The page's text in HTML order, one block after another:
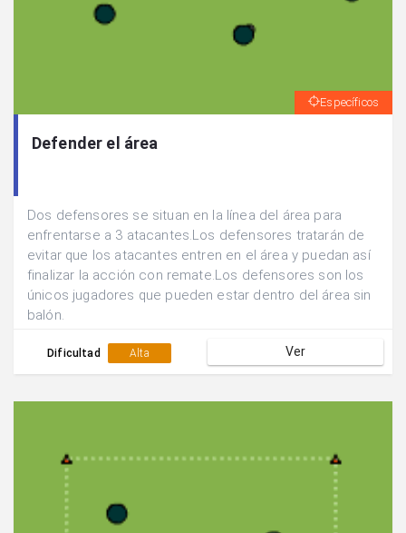
Específicos
Defender el área
Dos defensores se situan en la línea del área para
enfrentarse a 3 atacantes.Los defensores tratarán de
evitar que los atacantes entren en el área y puedan así
finalizar la acción con remate.Los defensores son los
únicos jugadores que pueden estar dentro del área sin
balón.
Dificultad Alta Ver